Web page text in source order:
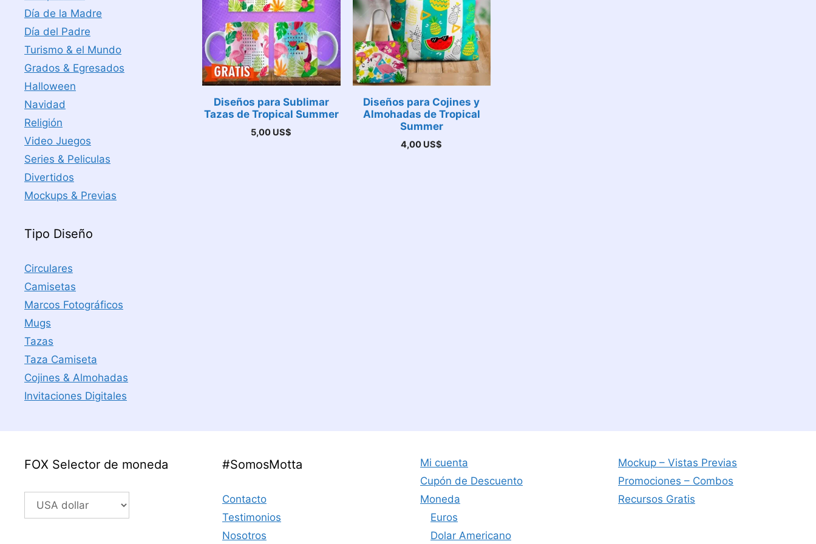
Diseños para Sublimar
Tazas de Tropical Summer
5,00 US$
Diseños para Cojines y
Almohadas de Tropical
Summer
4,00 US$
Día de la Madre
Día del Padre
Turismo & el Mundo
Grados & Egresados
Halloween
Navidad
Religión
Video Juegos
Series & Peliculas
Divertidos
Mockups & Previas
Tipo Diseño
Circulares
Camisetas
Marcos Fotográficos
Mugs
Tazas
Taza Camiseta
Cojines & Almohadas
Invitaciones Digitales
FOX Selector de moneda #SomosMotta
Contacto
Testimonios
Nosotros
Mi cuenta
Cupón de Descuento
Moneda
Euros
Dolar Americano
Mockup – Vistas Previas
Promociones – Combos
Recursos Gratis